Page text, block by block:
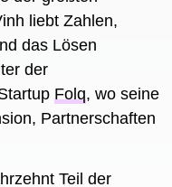
liebt Zahlen,
das Lösen
der
Folq, wo seine
Partnerschaften
Teil der